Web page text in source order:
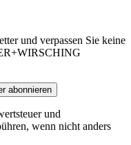
und verpassen Sie keine
abonnieren
und
wenn nicht anders